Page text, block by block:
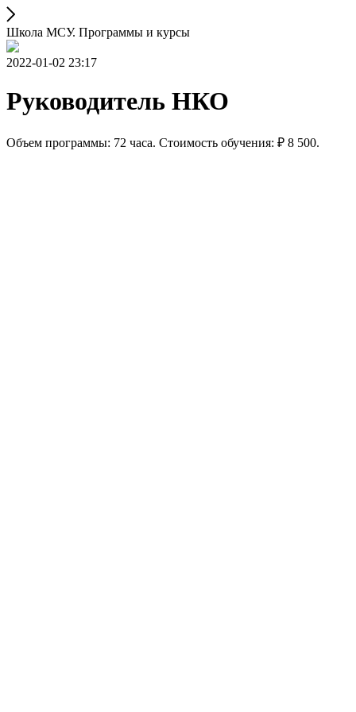
Школа МСУ. Программы и курсы
2022-01-02 23:17
Руководитель НКО
Объем программы: 72 часа. Стоимость обучения: ₽ 8 500.